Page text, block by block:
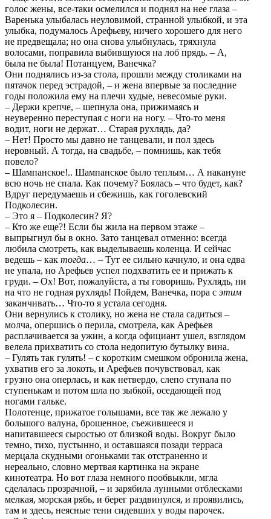
голос жены, все-таки осмелился и поднял на нее глаза –
Варенька улыбалась неуловимой, странной улыбкой, и эта
улыбка, подумалось Арефьеву, ничего хорошего для него
не предвещала; но она снова улыбнулась, тряхнула
волосами, поправила выбившуюся на лоб прядь. – А,
была не была! Потанцуем, Ванечка?
Они поднялись из-за стола, прошли между столиками на
пятачок перед эстрадой, – и жена впервые за последние
годы положила ему на плечи худые, невесомые руки.
– Держи крепче, – шепнула она, прижимаясь и
неуверенно переступая с ноги на ногу. – Что-то меня
водит, ноги не держат… Старая рухлядь, да?
– Нет! Просто мы давно не танцевали, и пол здесь
неровный. А тогда, на свадьбе, – помнишь, как тебя
повело?
– Шампанское!.. Шампанское было теплым… А накануне
всю ночь не спала. Как почему? Боялась – что будет, как?
Вдруг передумаешь и сбежишь, как гоголевский
Подколесин.
– Это я – Подколесин? Я?
– Кто же еще?! Если бы жила на первом этаже –
выпрыгнул бы в окно. Зато танцевал отменно: всегда
любила смотреть, как выделываешь коленца. И сейчас
ведешь – как тогда… – Тут ее сильно качнуло, и она едва
не упала, но Арефьев успел подхватить ее и прижать к
груди. – Ох! Вот, пожалуйста, а ты говоришь. Рухлядь, ни
на что не годная рухлядь! Пойдем, Ванечка, пора с этим
заканчивать… Что-то я устала сегодня.
Они вернулись к столику, но жена не стала садиться –
молча, опершись о перила, смотрела, как Арефьев
расплачивается за ужин, а когда официант ушел, взглядом
велела прихватить со стола недопитую бутылку вина.
– Гулять так гулять! – с коротким смешком обронила жена,
ухватив его за локоть, и Арефьев почувствовал, как
грузно она оперлась, и как нетвердо, слепо ступала по
ступенькам и потом шла по зыбкой, оседающей под
ногами гальке.
Полотенце, прижатое голышами, все так же лежало у
большого валуна, брошенное, съежившееся и
напитавшееся сыростью от близкой воды. Вокруг было
темно, тихо, пустынно, и оставшаяся позади терраса
мерцала скудными огоньками так отстраненно и
нереально, словно мертвая картинка на экране
кинотеатра. Но вот глаза немного пообвыкли, мгла
сделалась прозрачной, – и зарябила лунными отблесками
мелкая, морская рябь, и берег раздвинулся, и проявились,
там и здесь, неясные тени сидевших у воды парочек.